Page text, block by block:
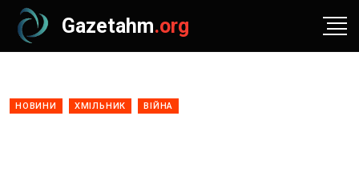
Gazetahm.org
НОВИНИ ХМІЛЬНИК ВІЙНА